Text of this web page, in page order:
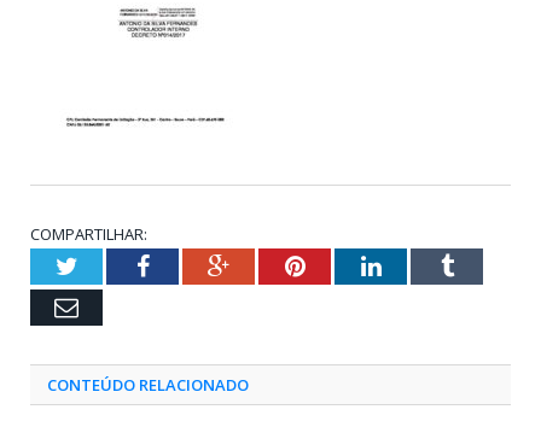
COMPARTILHAR:
TwitterFacebookGoogle+PinterestLinkedInTumblr
Email
CONTEÚDO RELACIONADO